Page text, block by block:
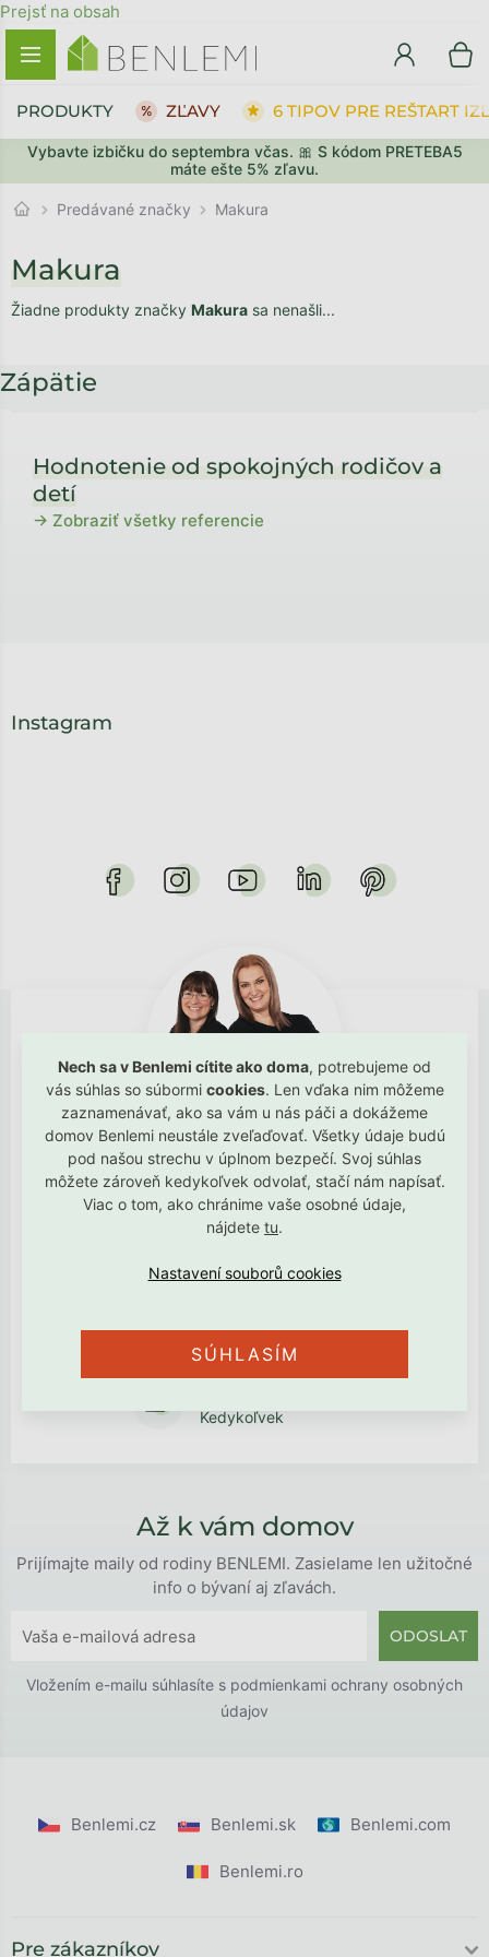
Nech sa v Benlemi cítite ako doma, potrebujeme od
vás súhlas so súbormi cookies. Len vďaka nim môžeme
zaznamenávať, ako sa vám u nás páči a dokážeme
domov Benlemi neustále zveľaďovať. Všetky údaje budú
pod našou strechu v úplnom bezpečí. Svoj súhlas
môžete zároveň kedykoľvek odvolať, stačí nám napísať.
Viac o tom, ako chránime vaše osobné údaje,
nájdete tu.
SÚHLASÍM
Prejsť na obsah
Vybavte izbičku do septembra včas. 🎀 S kódom PRETEBA5
máte ešte 5% zľavu.
PRODUKTY ZĽAVY 6 TIPOV PRE REŠTART
Predávané značky Makura
Makura
Žiadne produkty značky Makura sa nenašli...
Zápätie
Hodnotenie od spokojných rodičov a
detí
→ Zobraziť všetky referencie
Instagram
Chcete poradiť s výberom alebo sledovať svoju objednávku?
Vyriešime to spoločne!
+420 739 787 164
+420 734 122 672
Pro reklamácie
Kedykoľvek
Až k vám domov
Prijímajte maily od rodiny BENLEMI. Zasielame len užitočné
info o bývaní aj zľavách.
ODOSLAT
Vložením e-mailu súhlasíte s podmienkami ochrany osobných
údajov
Benlemi.cz Benlemi.sk Benlemi.com
Benlemi.ro
Pre zákazníkov